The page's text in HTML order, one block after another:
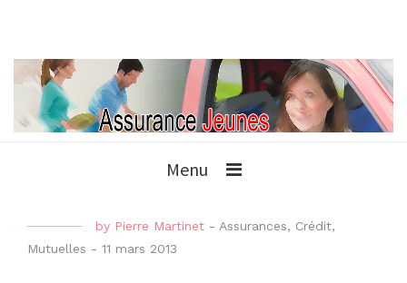
Menu
by Pierre Martinet - Assurances, Crédit,
Mutuelles - 11 mars 2013